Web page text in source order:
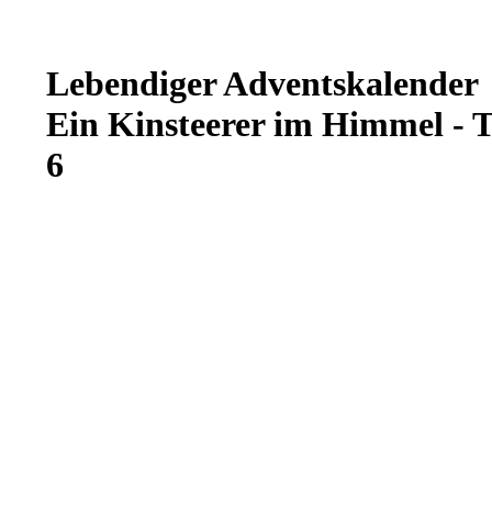
Lebendiger Adventskalender
Ein Kinsteerer im Himmel -
6